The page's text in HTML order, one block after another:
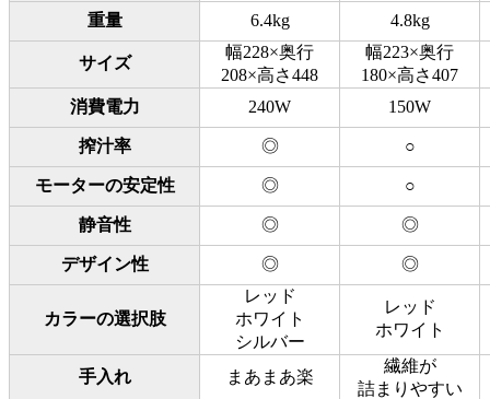
重量 6.4kg 4.8kg
サイズ
幅228×奥行
208×高さ448
幅223×奥行
180×高さ407
消費電力
240W 150W
搾汁率 ◎ ○
モーターの安定性 ◎ ○
静音性 ◎ ◎
デザイン性 ◎ ◎
カラーの選択肢
レッド
ホワイト
シルバー
レッド
ホワイト
手入れ まあまあ楽
繊維が
詰まりやすい